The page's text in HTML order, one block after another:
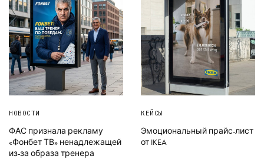
НОВОСТИ
ФАС признала рекламу
«Фонбет ТВ» ненадлежащей
из-за образа тренера
КЕЙСЫ
Эмоциональный прайс-лист
от IKEA